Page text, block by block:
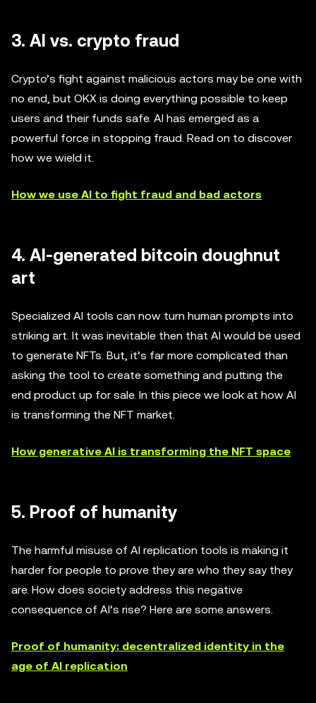
3. AI vs. crypto fraud
Crypto’s fight against malicious actors may be one with
no end, but OKX is doing everything possible to keep
users and their funds safe. AI has emerged as a
powerful force in stopping fraud. Read on to discover
how we wield it.
How we use AI to fight fraud and bad actors
4. AI-generated bitcoin doughnut
art
Specialized AI tools can now turn human prompts into
striking art. It was inevitable then that AI would be used
to generate NFTs. But, it’s far more complicated than
asking the tool to create something and putting the
end product up for sale. In this piece we look at how AI
is transforming the NFT market.
How generative AI is transforming the NFT space
5. Proof of humanity
The harmful misuse of AI replication tools is making it
harder for people to prove they are who they say they
are. How does society address this negative
consequence of AI’s rise? Here are some answers.
Proof of humanity: decentralized identity in the
age of AI replication